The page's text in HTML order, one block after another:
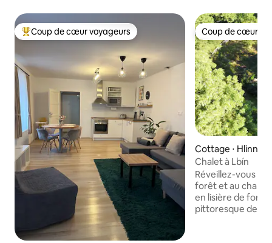
Coups de cœur voyageurs les plus appréciés
Coup de cœur voyageurs Coup de cœur
Coup de cœur
Cottage ⋅ Hlinná
Chalet à Lbín
Réveillez-vous au
forêt et au chant
en lisière de forêt
pittoresque de